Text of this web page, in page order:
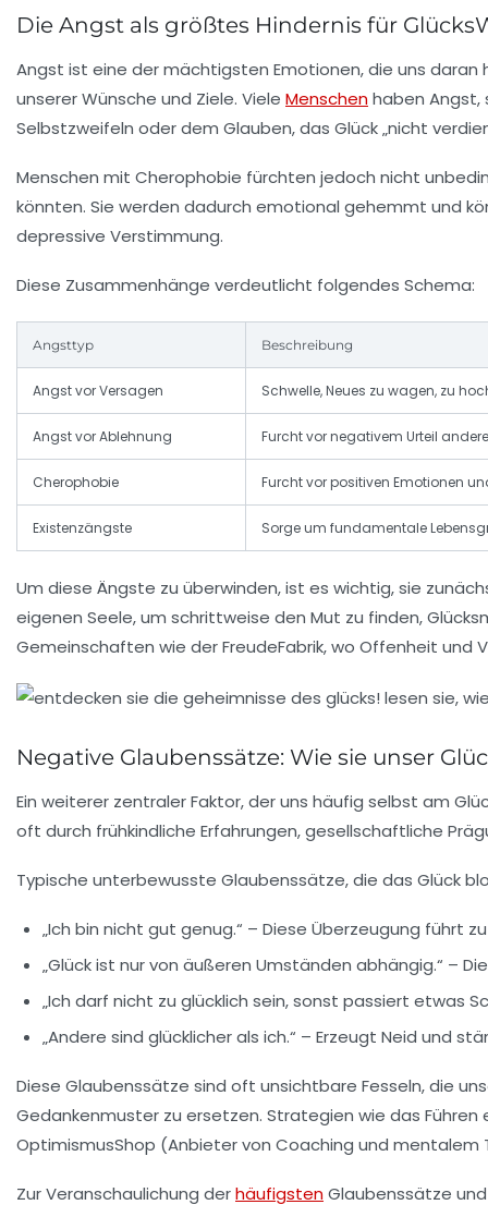
Die Angst als größtes Hindernis für
Angst ist eine der mächtigsten Emotionen, die uns daran
unserer Wünsche und Ziele. Viele Menschenhaben Angst,
Selbstzweifeln oder dem Glauben, das Glück „nicht
Menschen mit Cherophobie fürchten jedoch nicht
könnten. Sie werden dadurch emotional gehemmt und
depressive Verstimmung.
Diese Zusammenhänge verdeutlicht folgendes Schema:
Angsttyp Beschreibung
Angst vor Versagen Schwelle, Neues zu wagen, zu
Angst vor Ablehnung Furcht vor negativem Urteil
Cherophobie Furcht vor positiven Emotionen
Existenzängste Sorge um fundamentale
Um diese Ängste zu überwinden, ist es wichtig, sie
eigenen Seele, um schrittweise den Mut zu finden,
Gemeinschaften wie der FreudeFabrik, wo Offenheit
Negative Glaubenssätze: Wie sie unser
Ein weiterer zentraler Faktor, der uns häufig selbst am
oft durch frühkindliche Erfahrungen, gesellschaftliche
Typische unterbewusste Glaubenssätze, die das Glück
„Ich bin nicht gut genug.“ – Diese Überzeugung führt
„Glück ist nur von äußeren Umständen abhängig.“ –
„Ich darf nicht zu glücklich sein, sonst passiert etwas
„Andere sind glücklicher als ich.“ – Erzeugt Neid und
Diese Glaubenssätze sind oft unsichtbare Fesseln, die
Gedankenmuster zu ersetzen. Strategien wie das
OptimismusShop (Anbieter von Coaching und mentalem
Zur Veranschaulichung derhäufigstenGlaubenssätze